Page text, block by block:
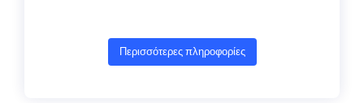
Περισσότερες πληροφορίες